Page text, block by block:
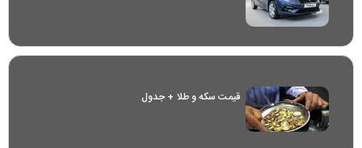
قیمت سکه و طلا + جدول